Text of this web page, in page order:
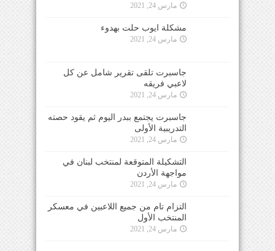
مارس 24, 2021
مشكلة ايوب حلت بهدوء
مارس 24, 2021
جاسبرت تلقى تقرير شامل عن كل
لاعبي فريقه
مارس 24, 2021
جاسبرت يجتمع ببدر اليوم ثم يقود حصته
التدريبية الأولى
مارس 24, 2021
التشكيلة المتوقعة لمنتخب لبنان في
مواجهة الأردن
مارس 24, 2021
التزام تام من جميع اللاعبين في معسكر
المنتخب الأول
مارس 24, 2021